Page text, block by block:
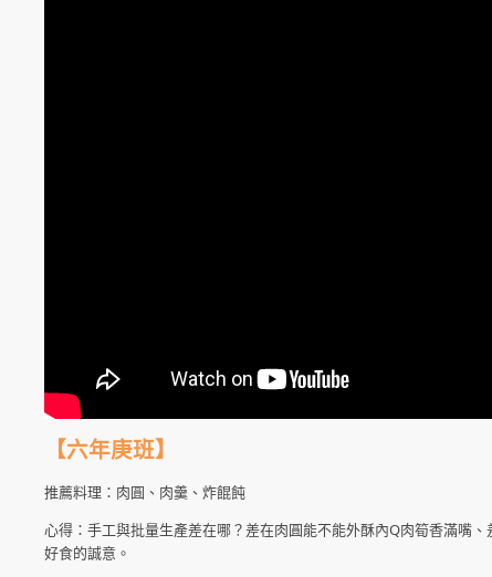
【六年庚班】
推薦料理：肉圓、肉羹、炸餛飩
心得：手工與批量生產差在哪？差在肉圓能不能外酥內Q肉筍香滿嘴
好食的誠意。